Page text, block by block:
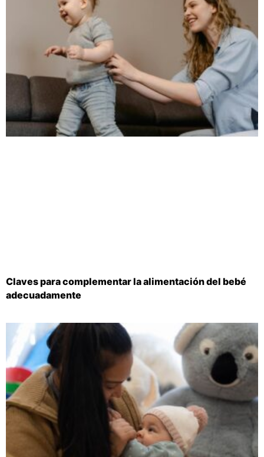
Claves para complementar la alimentación del bebé
adecuadamente